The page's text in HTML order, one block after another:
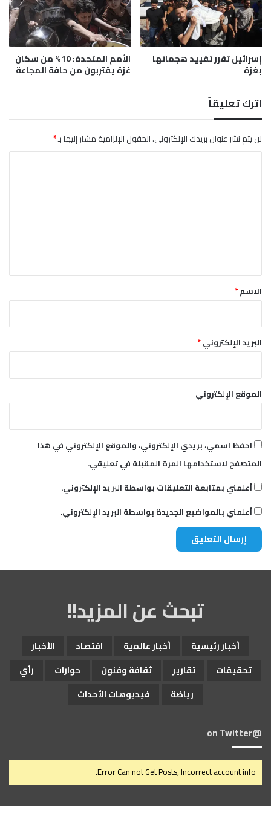
ت
ر
ف
ع
س
ق
ل
ت
ه
د
ا
ب
ا
س
ت
ه
ف
م
ح
ط
ا
ا
ل
و
و
ي
إسرائيل تقرر تقييد هجماتها
بغزة
الأمم المتحدة: 10% من سكان
غزة يقتربون من حافة المجاعة
اترك تعليقاً
لن يتم نشر عنوان بريدك الإلكتروني.الحقول الإلزامية مشار إليها بـ*
*الاسم*
البريد الإلكتروني*
الموقع الإلكتروني
احفظ اسمي، بريدي الإلكتروني، والموقع الإلكتروني في هذا
المتصفح لاستخدامها المرة المقبلة في تعليقي.
أعلمني بمتابعة التعليقات بواسطة البريد الإلكتروني.
أعلمني بالمواضيع الجديدة بواسطة البريد الإلكتروني.
تبحث عن المزيد!!
أخبار رئيسية أخبار عالمية اقتصاد
الأخبار
تحقيقات
تقارير ثقافة وفنون حوارات
رأي
رياضة
فيديوهات الأحداث
@on Twitter
Error Can not Get Posts, Incorrect account info.